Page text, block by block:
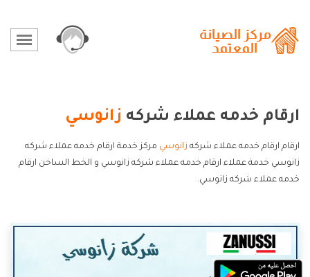
ارقام خدمه عملاء شركه زانوسي
ارقام ارقام خدمه عملاء شركه زانوسي مركز خدمة ارقام خدمه عملاء شركه
زانوسي خدمة عملاء ارقام خدمه عملاء شركه زانوسي و الخط الساخن ارقام
خدمه عملاء شركه زانوسي.